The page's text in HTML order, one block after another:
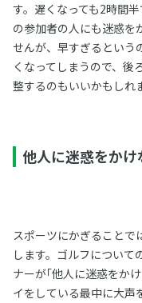
す。遅くなっても2時間
の参加者の人にも迷惑を
せんが、早すぎるという
くなってしまうので、後
整するのもいいかもしれ
他人に迷惑をか
スポーツにかぎることで
します。ゴルフについて
ナーが｢他人に迷惑をか
イをしている最中に大声